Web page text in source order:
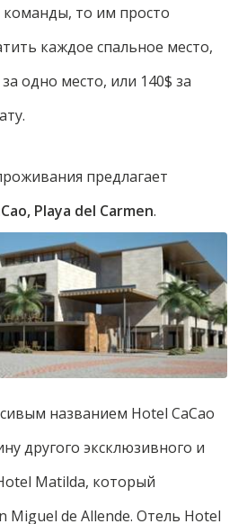
то им просто
каждое спальное место,
одно место, или 140$ за
предлагает
Playa del Carmen.
названием Hotel CaCao
другого эксклюзивного и
Matilda, который
Miguel de Allende. Отель Hotel